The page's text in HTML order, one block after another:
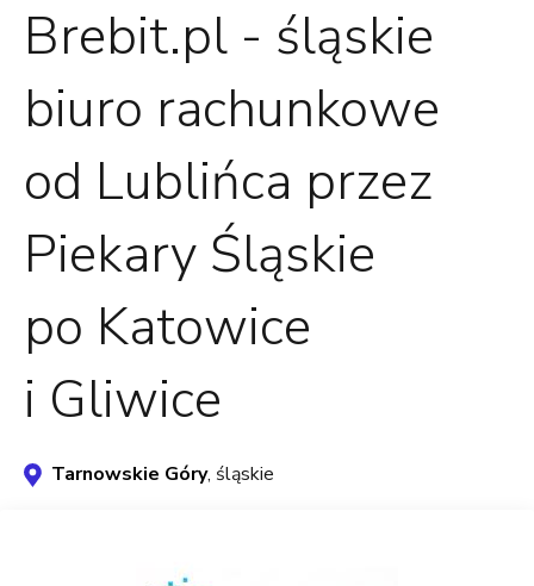
Brebit.pl - śląskie
biuro rachunkowe
od Lublińca przez
Piekary Śląskie
po Katowice
i Gliwice
Tarnowskie Góry, śląskie